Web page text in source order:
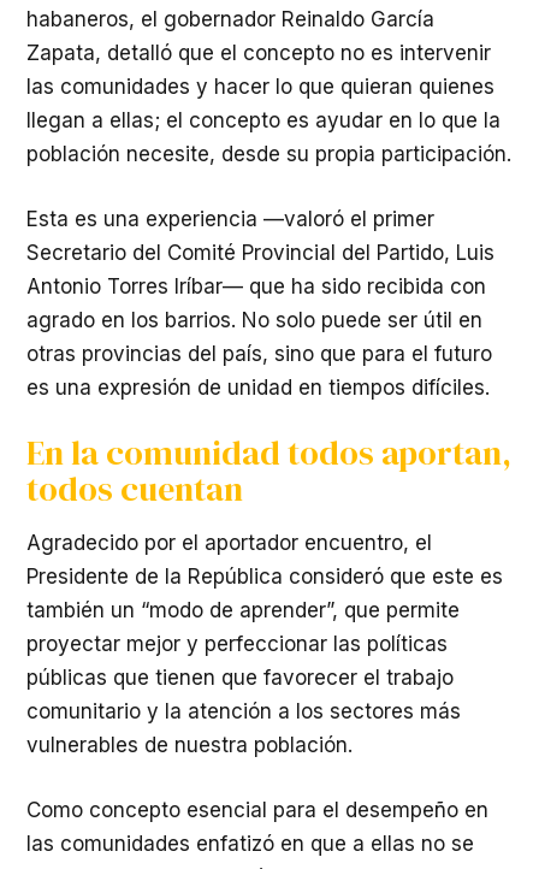
habaneros, el gobernador Reinaldo García
Zapata, detalló que el concepto no es intervenir
las comunidades y hacer lo que quieran quienes
llegan a ellas; el concepto es ayudar en lo que la
población necesite, desde su propia participación.
Esta es una experiencia —valoró el primer
Secretario del Comité Provincial del Partido, Luis
Antonio Torres Iríbar— que ha sido recibida con
agrado en los barrios. No solo puede ser útil en
otras provincias del país, sino que para el futuro
es una expresión de unidad en tiempos difíciles.
En la comunidad todos aportan,
todos cuentan
Agradecido por el aportador encuentro, el
Presidente de la República consideró que este es
también un “modo de aprender”, que permite
proyectar mejor y perfeccionar las políticas
públicas que tienen que favorecer el trabajo
comunitario y la atención a los sectores más
vulnerables de nuestra población.
Como concepto esencial para el desempeño en
las comunidades enfatizó en que a ellas no se